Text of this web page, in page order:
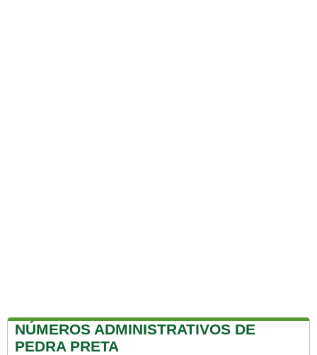
NÚMEROS ADMINISTRATIVOS DE
PEDRA PRETA